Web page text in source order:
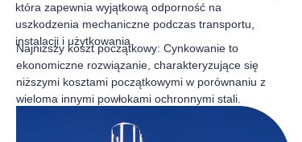
Najniższy koszt początkowy: Cynkowanie to
ekonomiczne rozwiązanie, charakteryzujące się
niższymi kosztami początkowymi w porównaniu z
wieloma innymi powłokami ochronnymi stali.
która zapewnia wyjątkową odporność na
uszkodzenia mechaniczne podczas transportu,
instalacji i użytkowania.